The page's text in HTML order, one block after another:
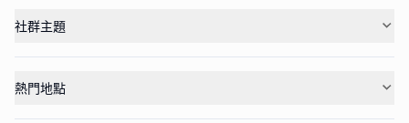
社群主題
熱門地點